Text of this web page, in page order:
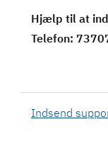
Hjælp til at
Telefon:
Indsend